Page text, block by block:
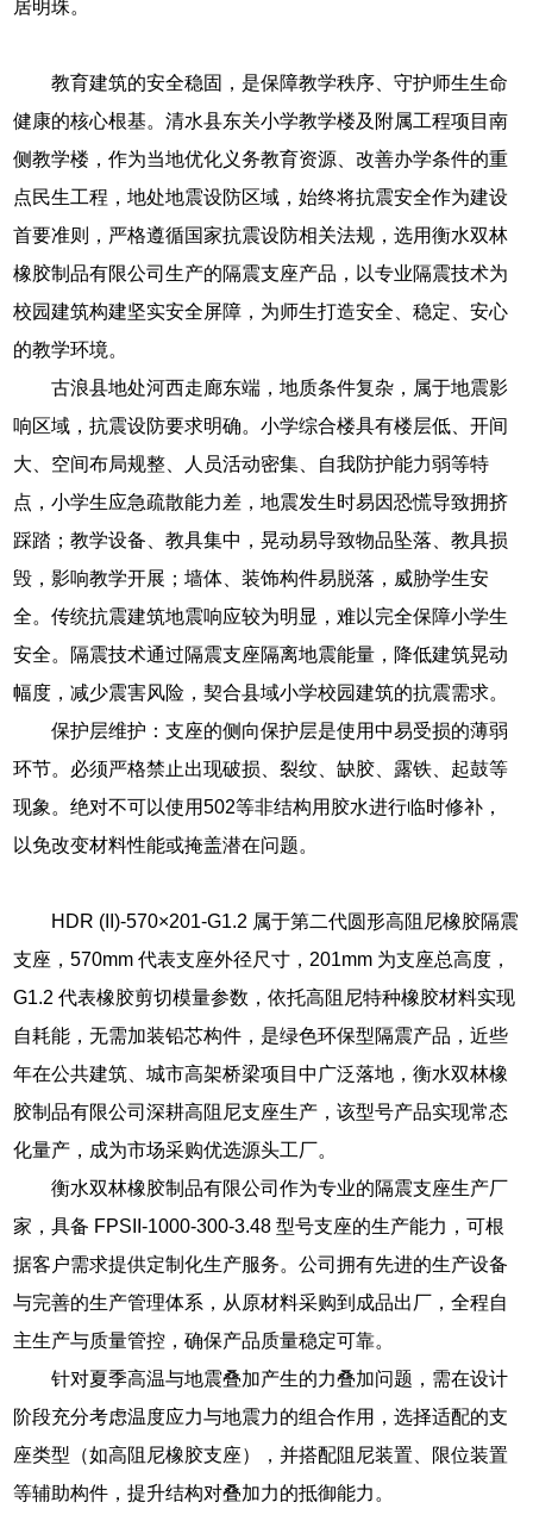
居明珠。
教育建筑的安全稳固，是保障教学秩序、守护师生生命
健康的核心根基。清水县东关小学教学楼及附属工程项目南
侧教学楼，作为当地优化义务教育资源、改善办学条件的重
点民生工程，地处地震设防区域，始终将抗震安全作为建设
首要准则，严格遵循国家抗震设防相关法规，选用衡水双林
橡胶制品有限公司生产的隔震支座产品，以专业隔震技术为
校园建筑构建坚实安全屏障，为师生打造安全、稳定、安心
的教学环境。
古浪县地处河西走廊东端，地质条件复杂，属于地震影
响区域，抗震设防要求明确。小学综合楼具有楼层低、开间
大、空间布局规整、人员活动密集、自我防护能力弱等特
点，小学生应急疏散能力差，地震发生时易因恐慌导致拥挤
踩踏；教学设备、教具集中，晃动易导致物品坠落、教具损
毁，影响教学开展；墙体、装饰构件易脱落，威胁学生安
全。传统抗震建筑地震响应较为明显，难以完全保障小学生
安全。隔震技术通过隔震支座隔离地震能量，降低建筑晃动
幅度，减少震害风险，契合县域小学校园建筑的抗震需求。
保护层维护：支座的侧向保护层是使用中易受损的薄弱
环节。必须严格禁止出现破损、裂纹、缺胶、露铁、起鼓等
现象。绝对不可以使用502等非结构用胶水进行临时修补，
以免改变材料性能或掩盖潜在问题。
HDR (II)-570×201-G1.2 属于第二代圆形高阻尼橡胶隔震
支座，570mm 代表支座外径尺寸，201mm 为支座总高度，
G1.2 代表橡胶剪切模量参数，依托高阻尼特种橡胶材料实现
自耗能，无需加装铅芯构件，是绿色环保型隔震产品，近些
年在公共建筑、城市高架桥梁项目中广泛落地，衡水双林橡
胶制品有限公司深耕高阻尼支座生产，该型号产品实现常态
化量产，成为市场采购优选源头工厂。
衡水双林橡胶制品有限公司作为专业的隔震支座生产厂
家，具备 FPSII-1000-300-3.48 型号支座的生产能力，可根
据客户需求提供定制化生产服务。公司拥有先进的生产设备
与完善的生产管理体系，从原材料采购到成品出厂，全程自
主生产与质量管控，确保产品质量稳定可靠。
针对夏季高温与地震叠加产生的力叠加问题，需在设计
阶段充分考虑温度应力与地震力的组合作用，选择适配的支
座类型（如高阻尼橡胶支座），并搭配阻尼装置、限位装置
等辅助构件，提升结构对叠加力的抵御能力。